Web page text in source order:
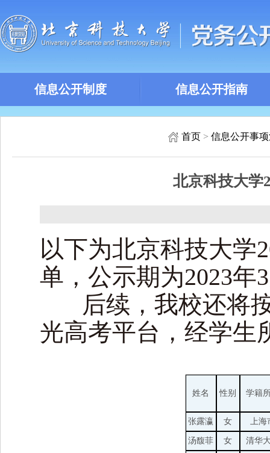
信息公开制度 信息公开指南
首页> 信息公开事
北京科技大学
以下为北京科技大学
单，公示期为2023年
后续，我校还将按
光高考平台，经学生
姓名 性别 学籍
张露瀛 女 上海
汤馥菲 女 清华